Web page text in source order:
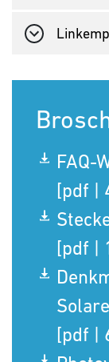
FAQ-
[pdf |
[pdf |
[pdf |